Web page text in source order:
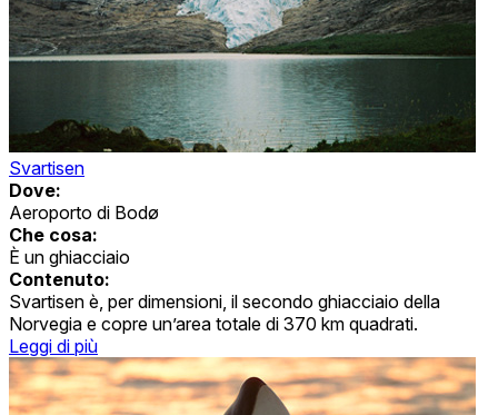
Svartisen
Dove:
Aeroporto di Bodø
Che cosa:
È un ghiacciaio
Contenuto:
Svartisen è, per dimensioni, il secondo ghiacciaio della
Norvegia e copre un’area totale di 370 km quadrati.
Leggi di più